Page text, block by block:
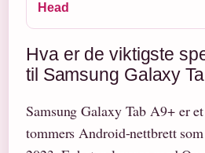
Head
Hva er de viktigste
til Samsung Galaxy
Samsung Galaxy Tab A9+ er
tommers Android-nettbrett